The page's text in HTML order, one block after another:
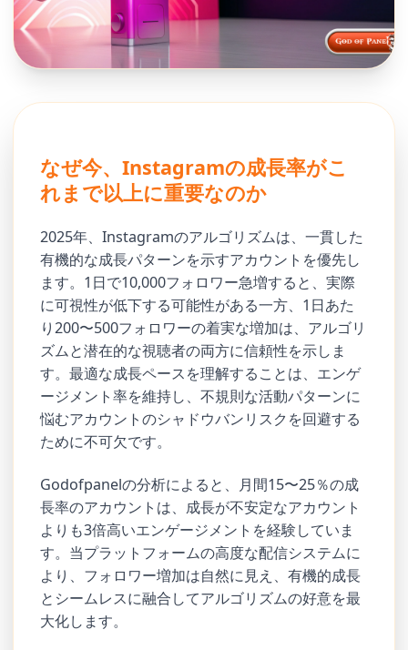
なぜ今、Instagramの成長率がこ
れまで以上に重要なのか
2025年、Instagramのアルゴリズムは、一貫した
有機的な成長パターンを示すアカウントを優先し
ます。1日で10,000フォロワー急増すると、実際
に可視性が低下する可能性がある一方、1日あた
り200〜500フォロワーの着実な増加は、アルゴリ
ズムと潜在的な視聴者の両方に信頼性を示しま
す。最適な成長ペースを理解することは、エンゲ
ージメント率を維持し、不規則な活動パターンに
悩むアカウントのシャドウバンリスクを回避する
ために不可欠です。
Godofpanelの分析によると、月間15〜25％の成
長率のアカウントは、成長が不安定なアカウント
よりも3倍高いエンゲージメントを経験していま
す。当プラットフォームの高度な配信システムに
より、フォロワー増加は自然に見え、有機的成長
とシームレスに融合してアルゴリズムの好意を最
大化します。